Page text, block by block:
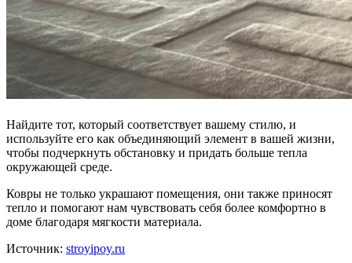
Найдите тот, который соответствует вашему стилю, и
используйте его как объединяющий элемент в вашей жизни,
чтобы подчеркнуть обстановку и придать больше тепла
окружающей среде.
Ковры не только украшают помещения, они также приносят
тепло и помогают нам чувствовать себя более комфортно в
доме благодаря мягкости материала.
Источник: stroyipoy.ru